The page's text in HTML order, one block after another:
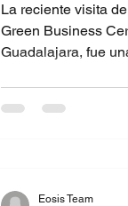
La reciente visita
Green Business
Guadalajara, fue
Eosis Team